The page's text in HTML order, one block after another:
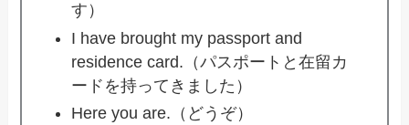
す）
I have brought my passport and
residence card.（パスポートと在留カ
ードを持ってきました）
Here you are.（どうぞ）